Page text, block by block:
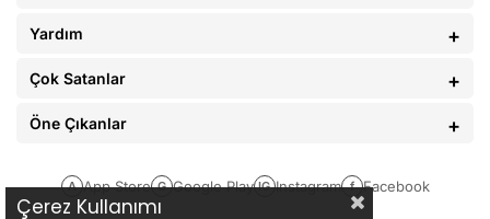
Yardım
Çok Satanlar
Öne Çıkanlar
A App Store G Google Play IG Instagram f Facebook
Çerez Kullanımı